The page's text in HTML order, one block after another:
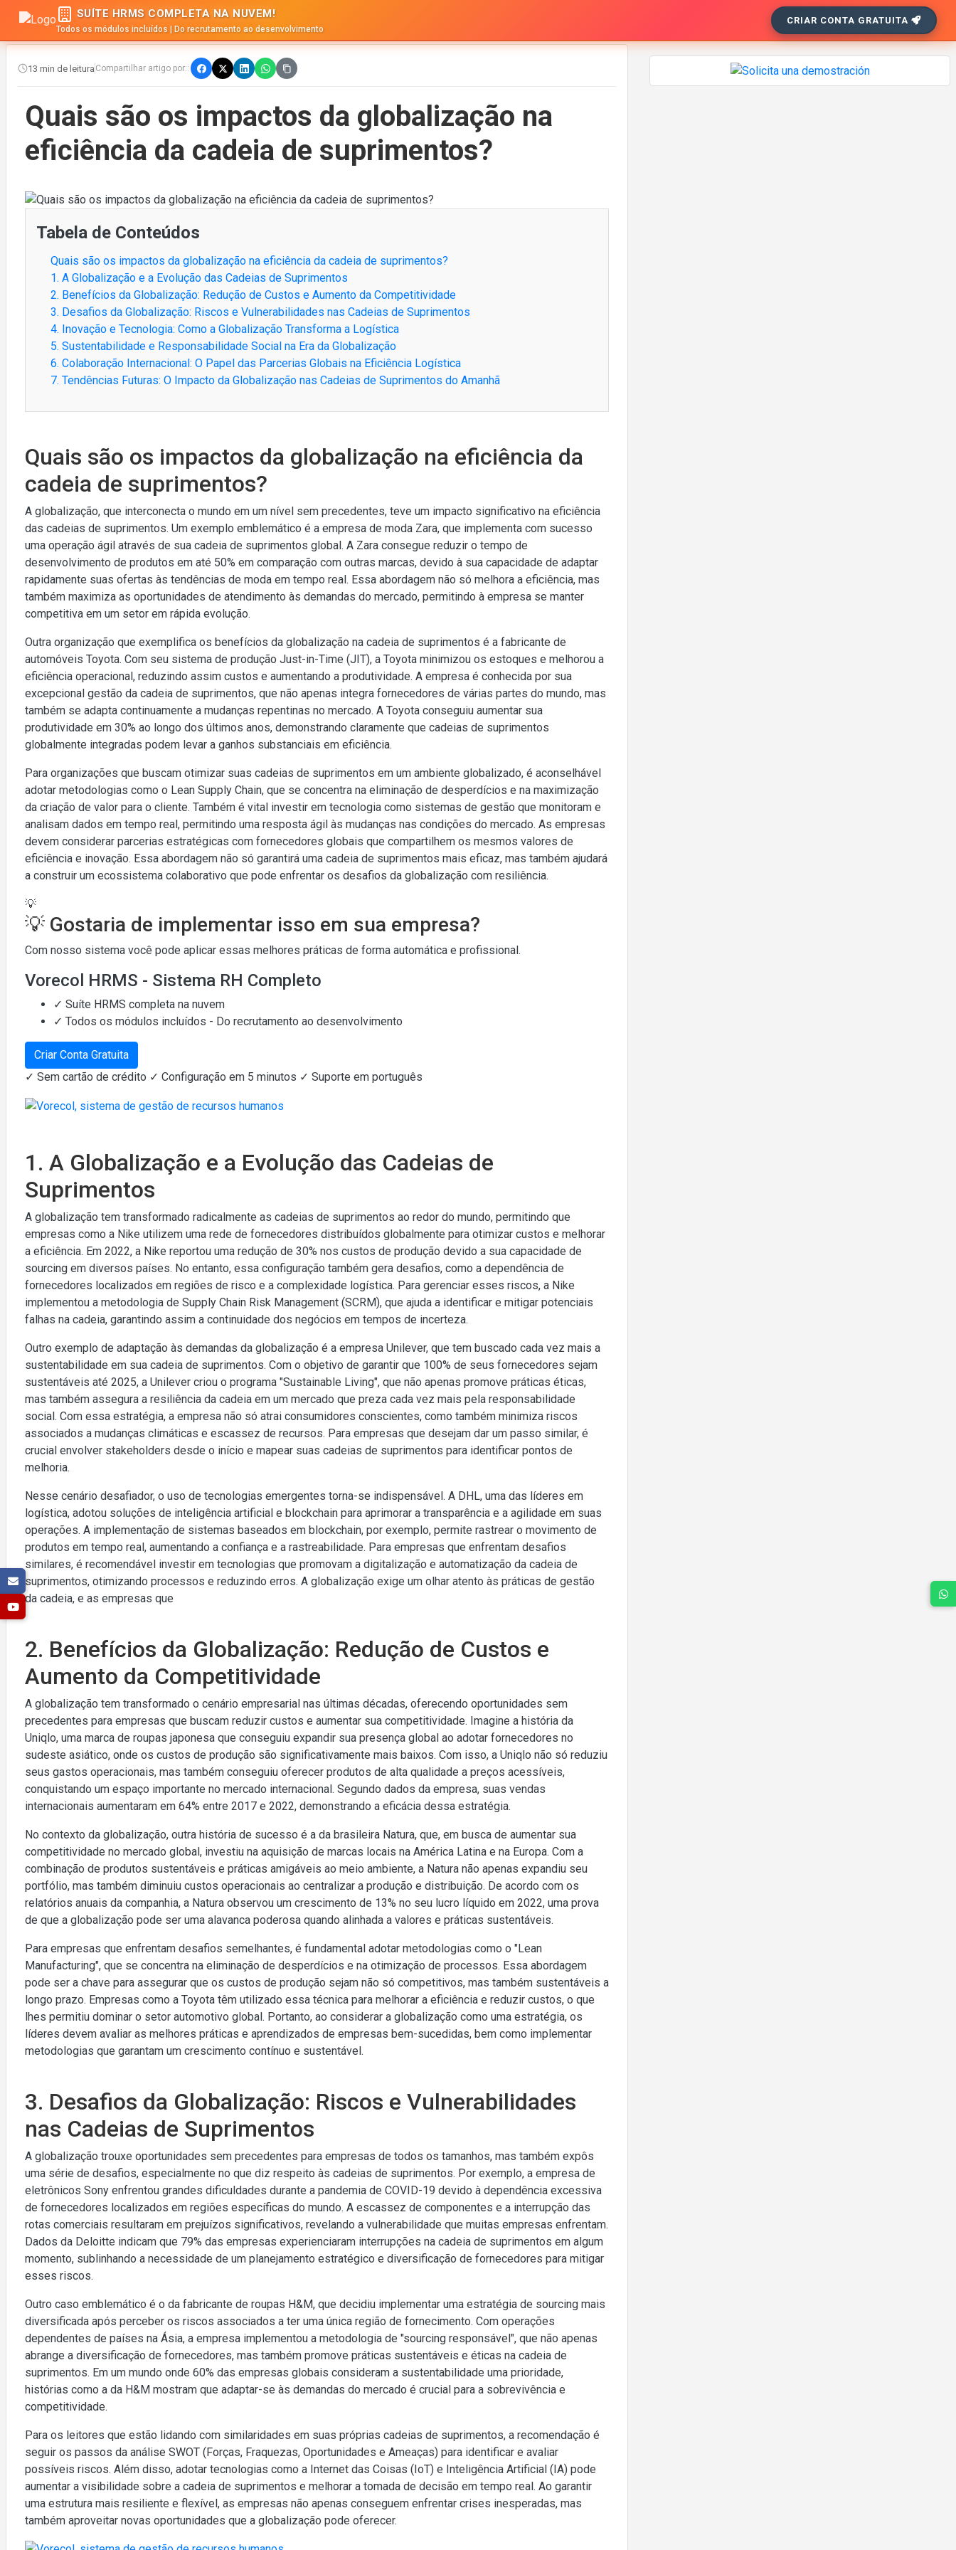
SUÍTE HRMS COMPLETA NA NUVEM!
Todos os módulos incluídos | Do recrutamento ao desenvolvimento
CRIAR CONTA GRATUITA
13 min de leitura Compartilhar artigo por::
Quais são os impactos da globalização na
eficiência da cadeia de suprimentos?
Tabela de Conteúdos
Quais são os impactos da globalização na eficiência da cadeia de suprimentos?
1. A Globalização e a Evolução das Cadeias de Suprimentos
2. Benefícios da Globalização: Redução de Custos e Aumento da Competitividade
3. Desafios da Globalização: Riscos e Vulnerabilidades nas Cadeias de Suprimentos
4. Inovação e Tecnologia: Como a Globalização Transforma a Logística
5. Sustentabilidade e Responsabilidade Social na Era da Globalização
6. Colaboração Internacional: O Papel das Parcerias Globais na Eficiência Logística
7. Tendências Futuras: O Impacto da Globalização nas Cadeias de Suprimentos do Amanhã
Quais são os impactos da globalização na eficiência da
cadeia de suprimentos?
A globalização, que interconecta o mundo em um nível sem precedentes, teve um impacto significativo na eficiência
das cadeias de suprimentos. Um exemplo emblemático é a empresa de moda Zara, que implementa com sucesso
uma operação ágil através de sua cadeia de suprimentos global. A Zara consegue reduzir o tempo de
desenvolvimento de produtos em até 50% em comparação com outras marcas, devido à sua capacidade de adaptar
rapidamente suas ofertas às tendências de moda em tempo real. Essa abordagem não só melhora a eficiência, mas
também maximiza as oportunidades de atendimento às demandas do mercado, permitindo à empresa se manter
competitiva em um setor em rápida evolução.
Outra organização que exemplifica os benefícios da globalização na cadeia de suprimentos é a fabricante de
automóveis Toyota. Com seu sistema de produção Just-in-Time (JIT), a Toyota minimizou os estoques e melhorou a
eficiência operacional, reduzindo assim custos e aumentando a produtividade. A empresa é conhecida por sua
excepcional gestão da cadeia de suprimentos, que não apenas integra fornecedores de várias partes do mundo, mas
também se adapta continuamente a mudanças repentinas no mercado. A Toyota conseguiu aumentar sua
produtividade em 30% ao longo dos últimos anos, demonstrando claramente que cadeias de suprimentos
globalmente integradas podem levar a ganhos substanciais em eficiência.
Para organizações que buscam otimizar suas cadeias de suprimentos em um ambiente globalizado, é aconselhável
adotar metodologias como o Lean Supply Chain, que se concentra na eliminação de desperdícios e na maximização
da criação de valor para o cliente. Também é vital investir em tecnologia como sistemas de gestão que monitoram e
analisam dados em tempo real, permitindo uma resposta ágil às mudanças nas condições do mercado. As empresas
devem considerar parcerias estratégicas com fornecedores globais que compartilhem os mesmos valores de
eficiência e inovação. Essa abordagem não só garantirá uma cadeia de suprimentos mais eficaz, mas também ajudará
a construir um ecossistema colaborativo que pode enfrentar os desafios da globalização com resiliência.
💡
💡 Gostaria de implementar isso em sua empresa?
Com nosso sistema você pode aplicar essas melhores práticas de forma automática e profissional.
Vorecol HRMS - Sistema RH Completo
✓ Suíte HRMS completa na nuvem
✓ Todos os módulos incluídos - Do recrutamento ao desenvolvimento
Criar Conta Gratuita
✓ Sem cartão de crédito ✓ Configuração em 5 minutos ✓ Suporte em português
1. A Globalização e a Evolução das Cadeias de
Suprimentos
A globalização tem transformado radicalmente as cadeias de suprimentos ao redor do mundo, permitindo que
empresas como a Nike utilizem uma rede de fornecedores distribuídos globalmente para otimizar custos e melhorar
a eficiência. Em 2022, a Nike reportou uma redução de 30% nos custos de produção devido a sua capacidade de
sourcing em diversos países. No entanto, essa configuração também gera desafios, como a dependência de
fornecedores localizados em regiões de risco e a complexidade logística. Para gerenciar esses riscos, a Nike
implementou a metodologia de Supply Chain Risk Management (SCRM), que ajuda a identificar e mitigar potenciais
falhas na cadeia, garantindo assim a continuidade dos negócios em tempos de incerteza.
Outro exemplo de adaptação às demandas da globalização é a empresa Unilever, que tem buscado cada vez mais a
sustentabilidade em sua cadeia de suprimentos. Com o objetivo de garantir que 100% de seus fornecedores sejam
sustentáveis até 2025, a Unilever criou o programa "Sustainable Living", que não apenas promove práticas éticas,
mas também assegura a resiliência da cadeia em um mercado que preza cada vez mais pela responsabilidade
social. Com essa estratégia, a empresa não só atrai consumidores conscientes, como também minimiza riscos
associados a mudanças climáticas e escassez de recursos. Para empresas que desejam dar um passo similar, é
crucial envolver stakeholders desde o início e mapear suas cadeias de suprimentos para identificar pontos de
melhoria.
Nesse cenário desafiador, o uso de tecnologias emergentes torna-se indispensável. A DHL, uma das líderes em
logística, adotou soluções de inteligência artificial e blockchain para aprimorar a transparência e a agilidade em suas
operações. A implementação de sistemas baseados em blockchain, por exemplo, permite rastrear o movimento de
produtos em tempo real, aumentando a confiança e a rastreabilidade. Para empresas que enfrentam desafios
similares, é recomendável investir em tecnologias que promovam a digitalização e automatização da cadeia de
suprimentos, otimizando processos e reduzindo erros. A globalização exige um olhar atento às práticas de gestão
da cadeia, e as empresas que
2. Benefícios da Globalização: Redução de Custos e
Aumento da Competitividade
A globalização tem transformado o cenário empresarial nas últimas décadas, oferecendo oportunidades sem
precedentes para empresas que buscam reduzir custos e aumentar sua competitividade. Imagine a história da
Uniqlo, uma marca de roupas japonesa que conseguiu expandir sua presença global ao adotar fornecedores no
sudeste asiático, onde os custos de produção são significativamente mais baixos. Com isso, a Uniqlo não só reduziu
seus gastos operacionais, mas também conseguiu oferecer produtos de alta qualidade a preços acessíveis,
conquistando um espaço importante no mercado internacional. Segundo dados da empresa, suas vendas
internacionais aumentaram em 64% entre 2017 e 2022, demonstrando a eficácia dessa estratégia.
No contexto da globalização, outra história de sucesso é a da brasileira Natura, que, em busca de aumentar sua
competitividade no mercado global, investiu na aquisição de marcas locais na América Latina e na Europa. Com a
combinação de produtos sustentáveis e práticas amigáveis ao meio ambiente, a Natura não apenas expandiu seu
portfólio, mas também diminuiu custos operacionais ao centralizar a produção e distribuição. De acordo com os
relatórios anuais da companhia, a Natura observou um crescimento de 13% no seu lucro líquido em 2022, uma prova
de que a globalização pode ser uma alavanca poderosa quando alinhada a valores e práticas sustentáveis.
Para empresas que enfrentam desafios semelhantes, é fundamental adotar metodologias como o "Lean
Manufacturing", que se concentra na eliminação de desperdícios e na otimização de processos. Essa abordagem
pode ser a chave para assegurar que os custos de produção sejam não só competitivos, mas também sustentáveis a
longo prazo. Empresas como a Toyota têm utilizado essa técnica para melhorar a eficiência e reduzir custos, o que
lhes permitiu dominar o setor automotivo global. Portanto, ao considerar a globalização como uma estratégia, os
líderes devem avaliar as melhores práticas e aprendizados de empresas bem-sucedidas, bem como implementar
metodologias que garantam um crescimento contínuo e sustentável.
3. Desafios da Globalização: Riscos e Vulnerabilidades
nas Cadeias de Suprimentos
A globalização trouxe oportunidades sem precedentes para empresas de todos os tamanhos, mas também expôs
uma série de desafios, especialmente no que diz respeito às cadeias de suprimentos. Por exemplo, a empresa de
eletrônicos Sony enfrentou grandes dificuldades durante a pandemia de COVID-19 devido à dependência excessiva
de fornecedores localizados em regiões específicas do mundo. A escassez de componentes e a interrupção das
rotas comerciais resultaram em prejuízos significativos, revelando a vulnerabilidade que muitas empresas enfrentam.
Dados da Deloitte indicam que 79% das empresas experienciaram interrupções na cadeia de suprimentos em algum
momento, sublinhando a necessidade de um planejamento estratégico e diversificação de fornecedores para mitigar
esses riscos.
Outro caso emblemático é o da fabricante de roupas H&M, que decidiu implementar uma estratégia de sourcing mais
diversificada após perceber os riscos associados a ter uma única região de fornecimento. Com operações
dependentes de países na Ásia, a empresa implementou a metodologia de "sourcing responsável", que não apenas
abrange a diversificação de fornecedores, mas também promove práticas sustentáveis e éticas na cadeia de
suprimentos. Em um mundo onde 60% das empresas globais consideram a sustentabilidade uma prioridade,
histórias como a da H&M mostram que adaptar-se às demandas do mercado é crucial para a sobrevivência e
competitividade.
Para os leitores que estão lidando com similaridades em suas próprias cadeias de suprimentos, a recomendação é
seguir os passos da análise SWOT (Forças, Fraquezas, Oportunidades e Ameaças) para identificar e avaliar
possíveis riscos. Além disso, adotar tecnologias como a Internet das Coisas (IoT) e Inteligência Artificial (IA) pode
aumentar a visibilidade sobre a cadeia de suprimentos e melhorar a tomada de decisão em tempo real. Ao garantir
uma estrutura mais resiliente e flexível, as empresas não apenas conseguem enfrentar crises inesperadas, mas
também aproveitar novas oportunidades que a globalização pode oferecer.